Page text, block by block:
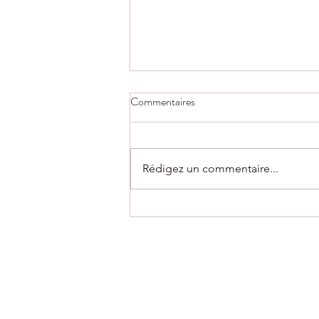
AG du club vendredi 10 juillet à
Commentaires
Rédigez un commentaire...